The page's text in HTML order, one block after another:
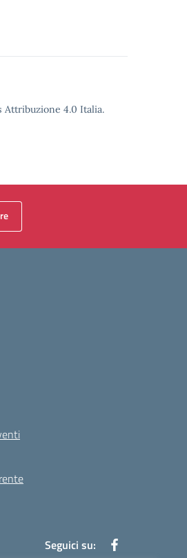
Attribuzione 4.0 Italia.
Seguici su: